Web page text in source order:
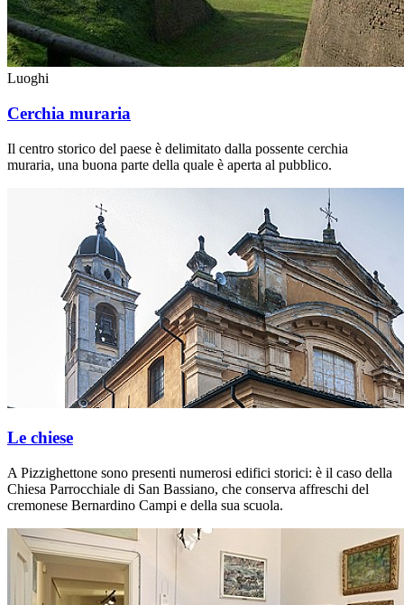
Luoghi
Cerchia muraria
Il centro storico del paese è delimitato dalla possente cerchia
muraria, una buona parte della quale è aperta al pubblico.
Le chiese
A Pizzighettone sono presenti numerosi edifici storici: è il caso della
Chiesa Parrocchiale di San Bassiano, che conserva affreschi del
cremonese Bernardino Campi e della sua scuola.